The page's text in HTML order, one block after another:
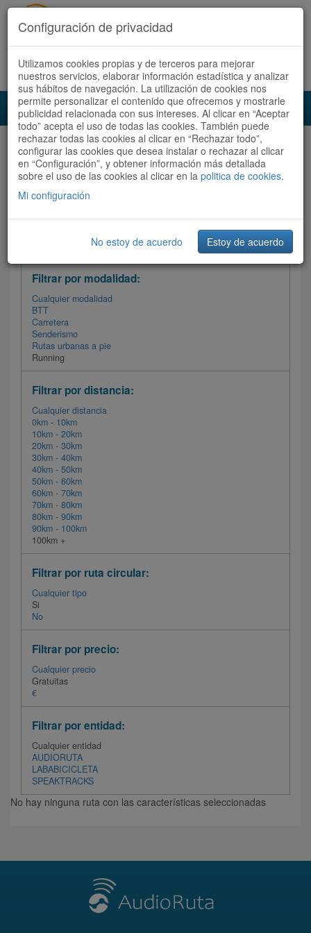
Acceder Registrate ahora Español | Català
Audioruta Todas las rutas
Todas las rutas Ordenar por:Más recientes
Filtrar las rutas
Filtrar por modalidad:
Cualquier modalidad
BTT
Carretera
Senderismo
Rutas urbanas a pie
Running
Filtrar por distancia:
Cualquier distancia
0km - 10km
10km - 20km
20km - 30km
30km - 40km
40km - 50km
50km - 60km
60km - 70km
70km - 80km
80km - 90km
90km - 100km
100km +
Filtrar por ruta circular:
Cualquier tipo
Si
No
Filtrar por precio:
Cualquier precio
Gratuitas
€
Filtrar por entidad:
Cualquier entidad
AUDIORUTA
LABABICICLETA
SPEAKTRACKS
No hay ninguna ruta con las características seleccionadas
Configuración de privacidad
Utilizamos cookies propias y de terceros para mejorar
nuestros servicios, elaborar información estadística y analizar
sus hábitos de navegación. La utilización de cookies nos
permite personalizar el contenido que ofrecemos y mostrarle
publicidad relacionada con sus intereses. Al clicar en “Aceptar
todo” acepta el uso de todas las cookies. También puede
rechazar todas las cookies al clicar en “Rechazar todo”,
configurar las cookies que desea instalar o rechazar al clicar
en “Configuración”, y obtener información más detallada
sobre el uso de las cookies al clicar en la politica de cookies.
Mi configuración
No estoy de acuerdo Estoy de acuerdo